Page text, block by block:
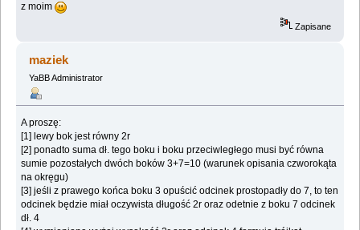
z moim
Zapisane
maziek
YaBB Administrator
A proszę:
[1] lewy bok jest równy 2r
[2] ponadto suma dł. tego boku i boku przeciwległego musi być równa
sumie pozostałych dwóch boków 3+7=10 (warunek opisania czworokąta
na okręgu)
[3] jeśli z prawego końca boku 3 opuścić odcinek prostopadły do 7, to ten
odcinek będzie miał oczywista długość 2r oraz odetnie z boku 7 odcinek
dł. 4